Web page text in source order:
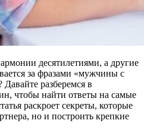
десятилетиями, а другие
за фразами «мужчины с
разберемся в
чтобы найти ответы на самые
раскроет секреты, которые
но и построить крепкие